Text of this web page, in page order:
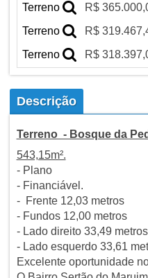
Terreno
R$
Terreno
R$
Terreno
R$
Descrição
Terreno - Bosque da
543,15m².
- Plano
- Financiável.
- Frente 12,03 metros
- Fundos 12,00 metros
- Lado direito 33,49 metros
- Lado esquerdo 33,61
Excelente oportunidade